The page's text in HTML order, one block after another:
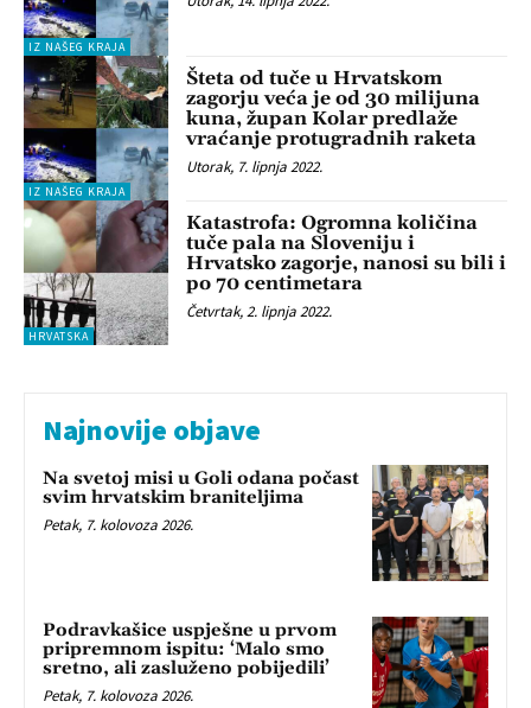
IZ NAŠEG KRAJA
IZ NAŠEG KRAJA
Šteta od tuče u Hrvatskom
zagorju veća je od 30 milijuna
kuna, župan Kolar predlaže
vraćanje protugradnih raketa
Utorak, 7. lipnja 2022.
HRVATSKA
Katastrofa: Ogromna količina
tuče pala na Sloveniju i
Hrvatsko zagorje, nanosi su bili i
po 70 centimetara
Četvrtak, 2. lipnja 2022.
Najnovije objave
Na svetoj misi u Goli odana počast
svim hrvatskim braniteljima
Petak, 7. kolovoza 2026.
Podravkašice uspješne u prvom
pripremnom ispitu: ‘Malo smo
sretno, ali zasluženo pobijedili’
Petak, 7. kolovoza 2026.